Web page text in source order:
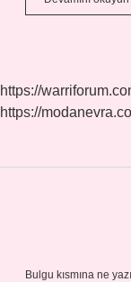
https://
https://
Bulgu kısmına ne